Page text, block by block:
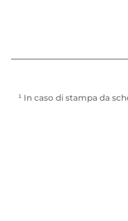
¹ In caso di stampa da